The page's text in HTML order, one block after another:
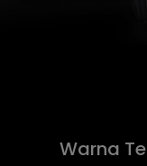
Warna